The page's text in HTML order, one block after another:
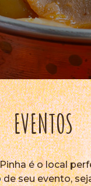
EVENTOS
é o local
de seu evento,